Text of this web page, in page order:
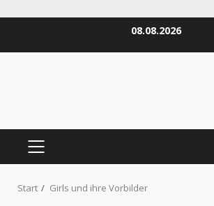
08.08.2026
PRIMÄRES
Start Girls und ihre Vorbilder